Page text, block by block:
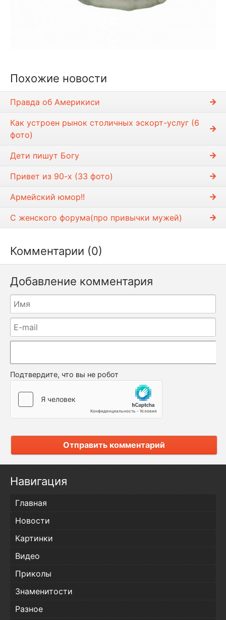
Похожие новости
Правда об Америкиси
Как устроен рынок столичных эскорт-услуг (6
фото)
Дети пишyт Богy
Привет из 90-х (33 фото)
Армейский юмор!!
С женского форума(про привычки мужей)
Комментарии (0)
Добавление комментария
Подтвердите, что вы не робот
Отправить комментарий
Навигация
Главная
Новости
Картинки
Видео
Приколы
Знаменитости
Разное